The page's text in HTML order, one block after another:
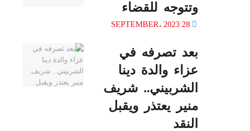
وتتوجه للقضاء
بعد تصرفه في
عزاء والدة دينا
الشربيني.. شريف
منير يعتذر ويقبل
النقد